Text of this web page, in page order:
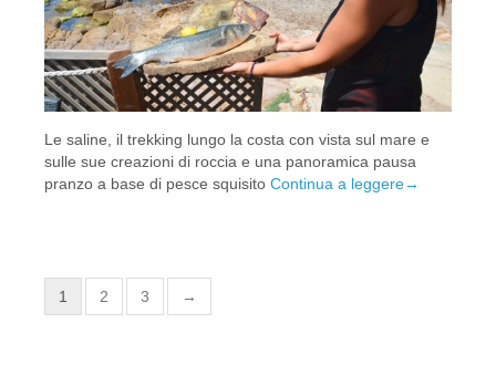
Le saline, il trekking lungo la costa con vista sul mare e
sulle sue creazioni di roccia e una panoramica pausa
pranzo a base di pesce squisito Continua a leggere→
1 2 3 →